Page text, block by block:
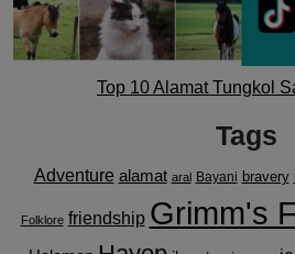
Top 10 Alamat Tungkol
Tags
Adventure alamat aral Bayani bravery
Folklore friendship Grimm's